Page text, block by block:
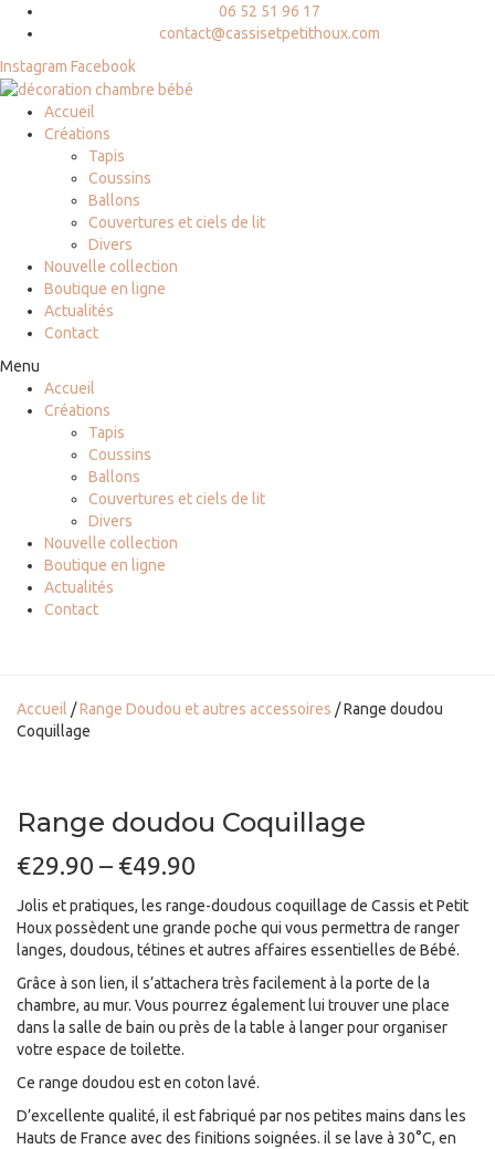
06 52 51 96 17
contact@cassisetpetithoux.com
Instagram Facebook
Accueil
Créations
Tapis
Coussins
Ballons
Couvertures et ciels de lit
Divers
Nouvelle collection
Boutique en ligne
Actualités
Contact
Menu
Accueil
Créations
Tapis
Coussins
Ballons
Couvertures et ciels de lit
Divers
Nouvelle collection
Boutique en ligne
Actualités
Contact
Accueil /Range Doudou et autres accessoires / Range doudou
Coquillage
Range doudou Coquillage
€29.90 – €49.90
Jolis et pratiques, les range-doudous coquillage de Cassis et Petit
Houx possèdent une grande poche qui vous permettra de ranger
langes, doudous, tétines et autres affaires essentielles de Bébé.
Grâce à son lien, il s’attachera très facilement à la porte de la
chambre, au mur. Vous pourrez également lui trouver une place
dans la salle de bain ou près de la table à langer pour organiser
votre espace de toilette.
Ce range doudou est en coton lavé.
D’excellente qualité, il est fabriqué par nos petites mains dans les
Hauts de France avec des finitions soignées. il se lave à 30°C, en